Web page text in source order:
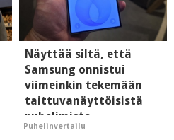
Näyttää siltä, että
Samsung onnistui
viimeinkin tekemään
taittuvanäyttöisistä
puhelimista
supersuosittuja
Puhelinvertailu